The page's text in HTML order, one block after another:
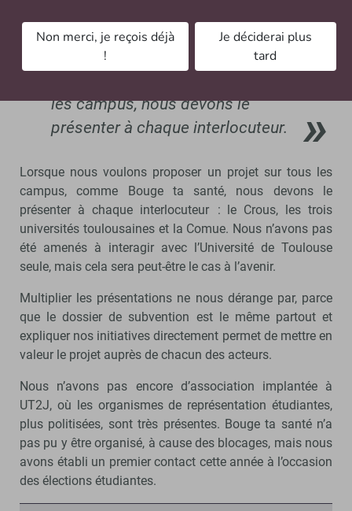
elle une difficulté ?
les campus, nous devons le
présenter à chaque interlocuteur.
Lorsque nous voulons proposer un projet sur tous les
campus, comme Bouge ta santé, nous devons le
présenter à chaque interlocuteur : le Crous, les trois
universités toulousaines et la Comue. Nous n’avons pas
été amenés à interagir avec l’Université de Toulouse
seule, mais cela sera peut-être le cas à l’avenir.
Multiplier les présentations ne nous dérange par, parce
que le dossier de subvention est le même partout et
expliquer nos initiatives directement permet de mettre en
valeur le projet auprès de chacun des acteurs.
Nous n’avons pas encore d’association implantée à
UT2J, où les organismes de représentation étudiantes,
plus politisées, sont très présentes. Bouge ta santé n’a
pas pu y être organisé, à cause des blocages, mais nous
avons établi un premier contact cette année à l’occasion
des élections étudiantes.
Non merci, je reçois déjà
!
Je déciderai plus
tard